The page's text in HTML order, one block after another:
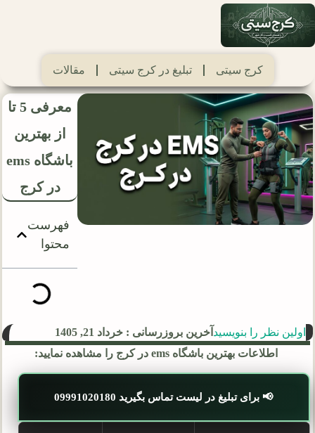
کرج سیتی تبلیغ در کرج سیتی مقالات
معرفی 5 تا
از بهترین
باشگاه ems
در کرج
فهرست
محتوا
اولین نظر را بنویسید آخرین بروزرسانی : خرداد 21, 1405
اطلاعات بهترین باشگاه ems در کرج را مشاهده نمایید:
📢 برای تبلیغ در لیست تماس بگیرید 09991020180